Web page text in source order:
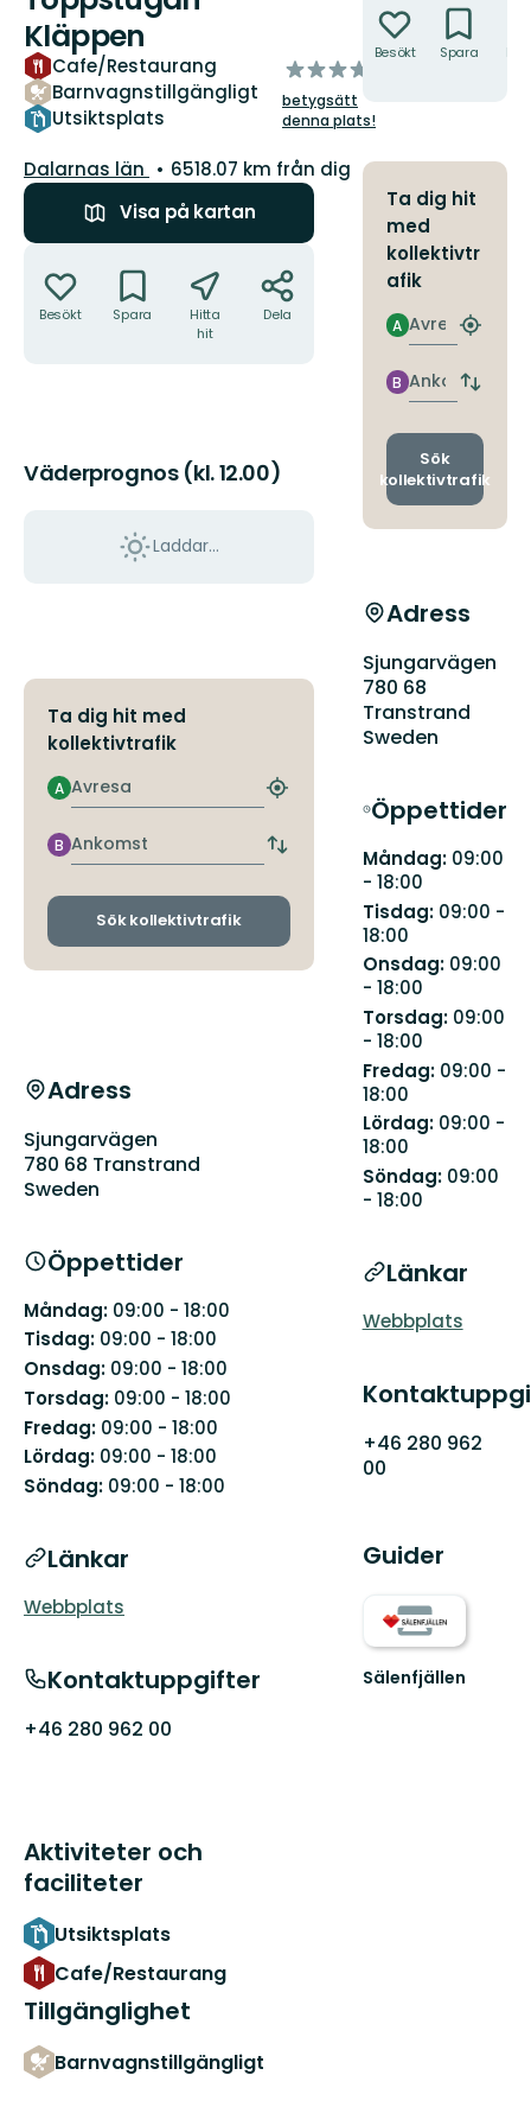
Kläppen
Cafe/Restaurang
Barnvagnstillgängligt
Utsiktsplats
av
5
stjärnor
betygsätt
denna plats!
Län:
Dalarnas län
6518.07 km från dig
Visa på kartan
Besökt Spara
Hitta
hit
Dela
Väderprognos (kl. 12.00)
Laddar...
Ta dig hit med
kollektivtrafik
Avresa
A
Hitta
hållplats
Ankomst
B
Byt
och
ankomsthållplatser
Sök kollektivtrafik
Adress
Sjungarvägen
780 68 Transtrand
Sweden
Öppettider
Måndag: 09:00 - 18:00
Tisdag: 09:00 - 18:00
Onsdag: 09:00 - 18:00
Torsdag: 09:00 - 18:00
Fredag: 09:00 - 18:00
Lördag: 09:00 - 18:00
Söndag: 09:00 - 18:00
Länkar
Webbplats
Kontaktuppgifter
+46 280 962 00
Aktiviteter och
faciliteter
Utsiktsplats
Cafe/Restaurang
Tillgänglighet
Barnvagnstillgängligt
Besökt Spara
Ta dig hit
med
kollektivtr
afik
Avresa
A
Hitta
Ankomst
B
Byt
och
Sök
kollektivtrafik
Adress
Sjungarvägen
780 68
Transtrand
Sweden
Öppettider
Måndag:09:00
- 18:00
Tisdag:09:00 -
18:00
Onsdag:09:00
- 18:00
Torsdag:09:00
- 18:00
Fredag:09:00 -
18:00
Lördag:09:00 -
18:00
Söndag:09:00
- 18:00
Länkar
Webbplats
+46 280 962
00
Guider
Sälenfjällen